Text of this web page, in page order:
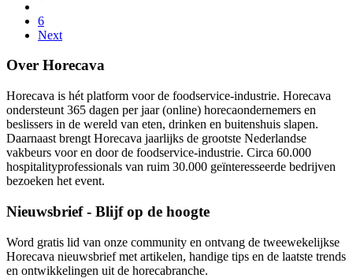
6
Next
Over Horecava
Horecava is hét platform voor de foodservice-industrie. Horecava
ondersteunt 365 dagen per jaar (online) horecaondernemers en
beslissers in de wereld van eten, drinken en buitenshuis slapen.
Daarnaast brengt Horecava jaarlijks de grootste Nederlandse
vakbeurs voor en door de foodservice-industrie. Circa 60.000
hospitalityprofessionals van ruim 30.000 geïnteresseerde bedrijven
bezoeken het event.
Nieuwsbrief - Blijf op de hoogte
Word gratis lid van onze community en ontvang de tweewekelijkse
Horecava nieuwsbrief met artikelen, handige tips en de laatste trends
en ontwikkelingen uit de horecabranche.